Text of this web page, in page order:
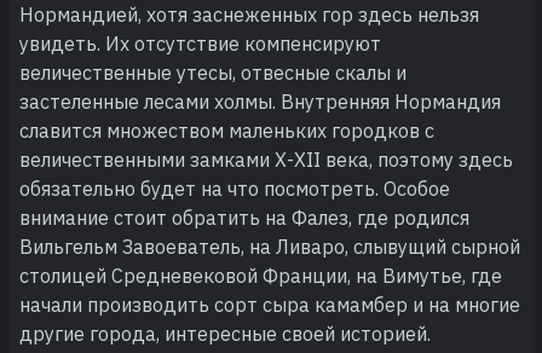
Нормандией, хотя заснеженных гор здесь нельзя
увидеть. Их отсутствие компенсируют
величественные утесы, отвесные скалы и
застеленные лесами холмы. Внутренняя Нормандия
славится множеством маленьких городков с
величественными замками Х-XII века, поэтому здесь
обязательно будет на что посмотреть. Особое
внимание стоит обратить на Фалез, где родился
Вильгельм Завоеватель, на Ливаро, слывущий сырной
столицей Средневековой Франции, на Вимутье, где
начали производить сорт сыра камамбер и на многие
другие города, интересные своей историей.